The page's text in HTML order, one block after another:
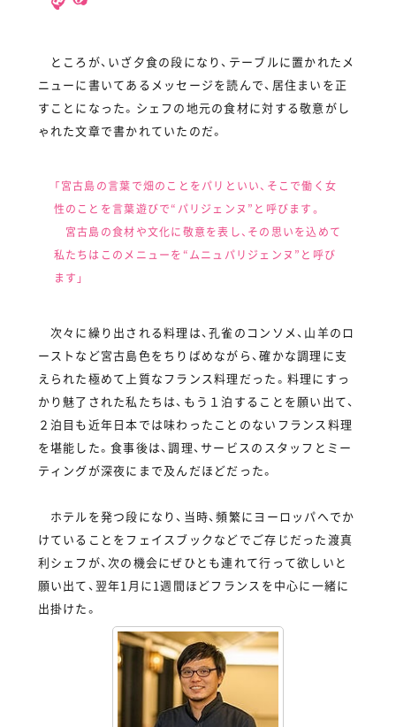
ところが、いざ夕食の段になり、テーブルに置かれたメ
ニューに書いてあるメッセージを読んで、居住まいを正
すことになった。シェフの地元の食材に対する敬意がし
ゃれた文章で書かれていたのだ。
「宮古島の言葉で畑のことをパリといい、そこで働く女
性のことを言葉遊びで“パリジェンヌ”と呼びます。
宮古島の食材や文化に敬意を表し、その思いを込めて
私たちはこのメニューを“ムニュパリジェンヌ”と呼び
ます」
次々に繰り出される料理は、孔雀のコンソメ、山羊のロ
ーストなど宮古島色をちりばめながら、確かな調理に支
えられた極めて上質なフランス料理だった。料理にすっ
かり魅了された私たちは、もう１泊することを願い出て、
２泊目も近年日本では味わったことのないフランス料理
を堪能した。食事後は、調理、サービスのスタッフとミー
ティングが深夜にまで及んだほどだった。
ホテルを発つ段になり、当時、頻繁にヨーロッパへでか
けていることをフェイスブックなどでご存じだった渡真
利シェフが、次の機会にぜひとも連れて行って欲しいと
願い出て、翌年1月に1週間ほどフランスを中心に一緒に
出掛けた。